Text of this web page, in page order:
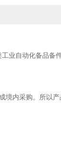
业自动化备品备
内采购。所以产